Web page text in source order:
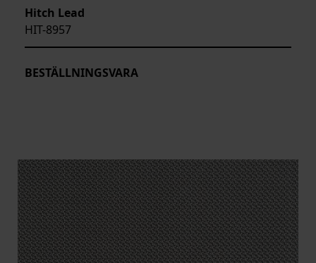
Hitch Lead
HIT-8957
BESTÄLLNINGSVARA